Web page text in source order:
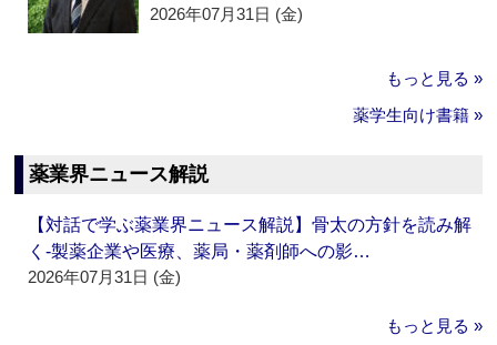
2026年07月31日 (金)
もっと見る »
薬学生向け書籍 »
薬業界ニュース解説
【対話で学ぶ薬業界ニュース解説】骨太の方針を読み解
く‐製薬企業や医療、薬局・薬剤師への影…
2026年07月31日 (金)
もっと見る »